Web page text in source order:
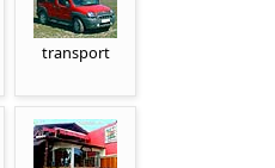
transport